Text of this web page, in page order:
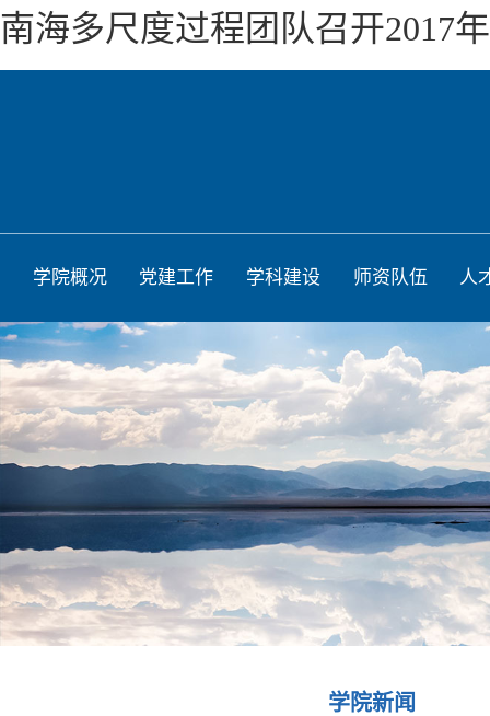
南海多尺度过程团队召开2017
学院概况 党建工作 学科建设 师资队伍 人
学院新闻